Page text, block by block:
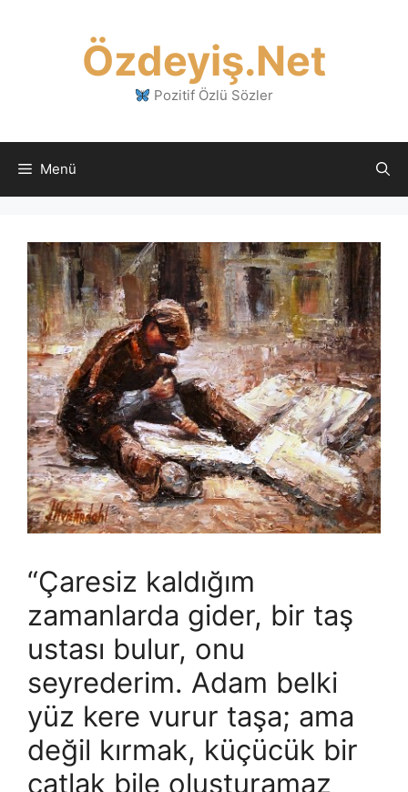
Özdeyiş.Net
Pozitif Özlü Sözler
Menü
“Çaresiz kaldığım
zamanlarda gider, bir taş
ustası bulur, onu
seyrederim. Adam belki
yüz kere vurur taşa; ama
değil kırmak, küçücük bir
çatlak bile oluşturamaz